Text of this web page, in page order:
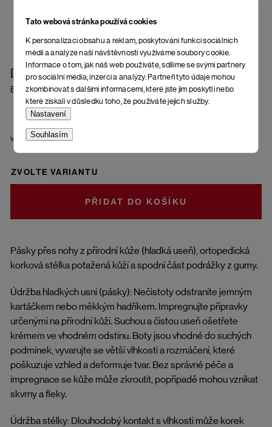
Tato webová stránka používá cookies
K personalizaci obsahu a reklam, poskytování funkcí sociálních
médií a analýze naší návštěvnosti využíváme soubory cookie.
Informace o tom, jak náš web používáte, sdílíme se svými partnery
pro sociální média, inzerci a analýzy. Partneři tyto údaje mohou
zkombinovat s dalšími informacemi, které jste jim poskytli nebo
které získali v důsledku toho, že používáte jejich služby.
Nastavení
Souhlasím
Dámské sandály Aesta Fuscus
Brown
Pásky přes nohy z přírodní kůže (hladká useň), ortopedická
korková stélka potažená kůží a spodní část podrážky z gumy.
Údržba hladkých usní (pásky): Nečistoty odstraníte jemným
kartáčkem nebo měkkým hadříkem. Impregnujte přípravky
určenými na přírodní kůži. Suchou a čistou useň ošetřete
krémem ve vhodném odstínu. Boty jsou vhodné do suchých
podmínek, vyvarujte se větší vlhkosti a rozmáčení, které
poškuzuje vzhled a deformuje tvar. Bez správné péče a
impregnace se kůže může zkroutit, popřípadě mohou vznikat
skvrny a fleky.
Údržba stélky: Dlouhodobý kontakt s vlhkostí může korek
velikost
ZVOLTE VARIANTU
DO KOŠÍKU